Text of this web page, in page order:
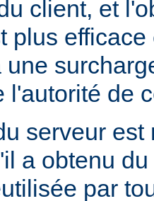
client, et
plus
une
l'autorité de
serveur est
a obtenu
par